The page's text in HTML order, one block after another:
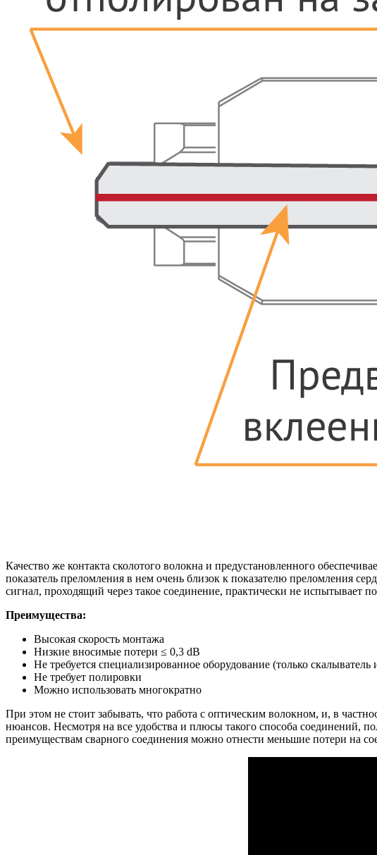
Качество же контакта сколотого волокна и предустановленного
показатель преломления в нем очень близок к показателю преломления
сигнал, проходящий через такое соединение, практически не испытывает
Преимущества:
Высокая скорость монтажа
Низкие вносимые потери ≤ 0,3 dB
Не требуется специализированное оборудование (только скалыватель
Не требует полировки
Можно использовать многократно
При этом не стоит забывать, что работа с оптическим волокном, и, в
нюансов. Несмотря на все удобства и плюсы такого способа соединений,
преимуществам сварного соединения можно отнести меньшие потери на